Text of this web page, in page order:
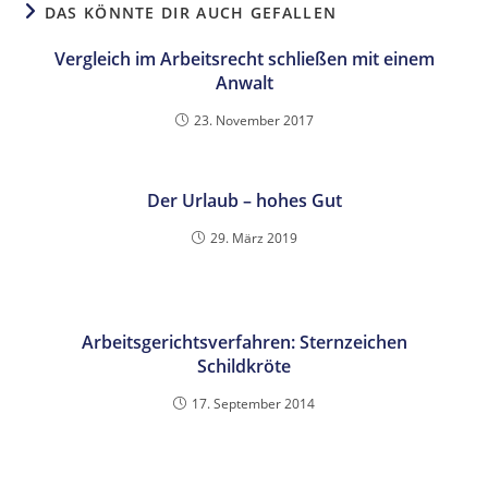
DAS KÖNNTE DIR AUCH GEFALLEN
Vergleich im Arbeitsrecht schließen mit einem
Anwalt
23. November 2017
Der Urlaub – hohes Gut
29. März 2019
Arbeitsgerichtsverfahren: Sternzeichen
Schildkröte
17. September 2014